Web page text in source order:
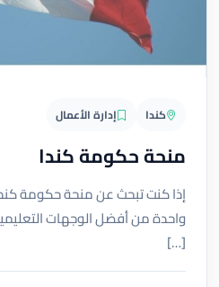
كندا إدارة الأعمال
منحة حكومة كندا
واحدة من أفضل الوجهات
[…]